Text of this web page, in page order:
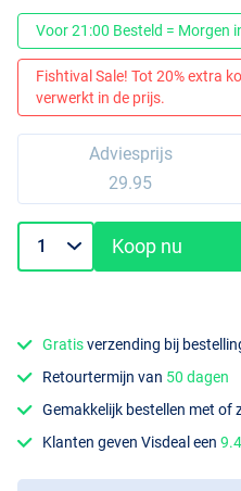
Voor 21:00 Besteld = Morgen
Fishtival Sale! Tot 20% extra
verwerkt in de prijs.
Adviesprijs
29.95
Koop nu
Gratisverzending bij
Retourtermijn van 50 dagen
Gemakkelijk bestellen met of
Klanten geven Visdeal een